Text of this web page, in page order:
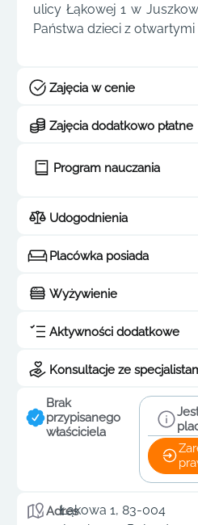
ulicy Łąkowej 1 w
Państwa dzieci z
Zajęcia w cenie
Zajęcia dodatkowo płatne
Program nauczania
Udogodnienia
Placówka posiada
Wyżywienie
Aktywności dodatkowe
Konsultacje ze
Brak
przypisanego
właściciela
Adres
Łąkowa 1, 83-004